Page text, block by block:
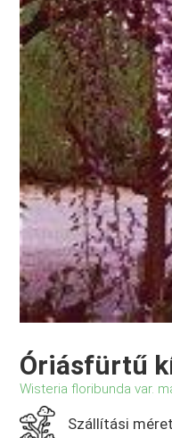
Óriásfürtű
Wisteria floribunda var.
Szállítási